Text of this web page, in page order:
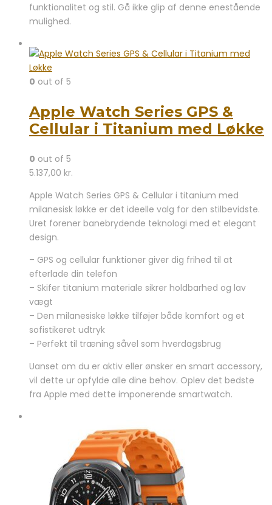
funktionalitet og stil. Gå ikke glip af denne enestående
mulighed.
0 out of 5
Apple Watch Series GPS &
Cellular i Titanium med Løkke
0 out of 5
5.137,00 kr.
Apple Watch Series GPS & Cellular i titanium med
milanesisk løkke er det ideelle valg for den stilbevidste.
Uret forener banebrydende teknologi med et elegant
design.
– GPS og cellular funktioner giver dig frihed til at
efterlade din telefon
– Skifer titanium materiale sikrer holdbarhed og lav
vægt
– Den milanesiske løkke tilføjer både komfort og et
sofistikeret udtryk
– Perfekt til træning såvel som hverdagsbrug
Uanset om du er aktiv eller ønsker en smart accessory,
vil dette ur opfylde alle dine behov. Oplev det bedste
fra Apple med dette imponerende smartwatch.